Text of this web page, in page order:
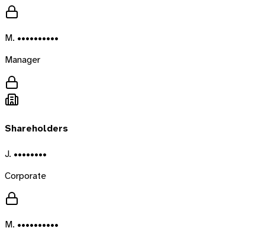
M. ••••••••••
Manager
Shareholders
J. ••••••••
Corporate
M. ••••••••••